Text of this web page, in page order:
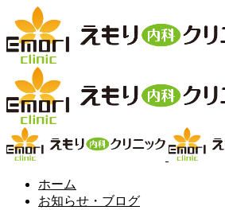
ホーム
お知らせ・ブログ